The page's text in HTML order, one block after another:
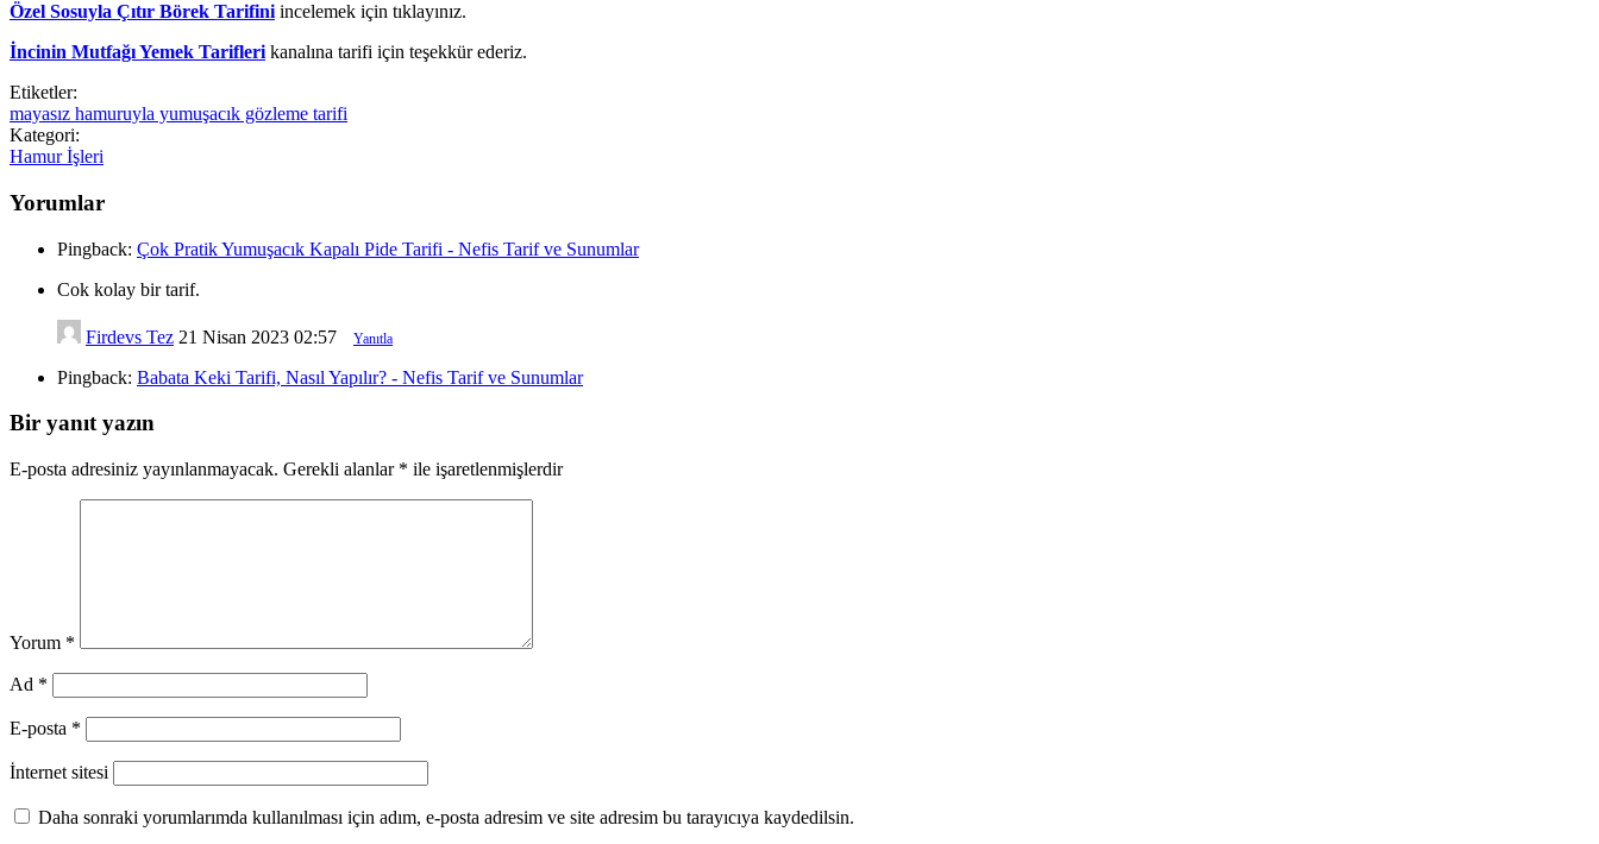
Özel Sosuyla Çıtır Börek Tarifini incelemek için tıklayınız.
İncinin Mutfağı Yemek Tarifleri kanalına tarifi için teşekkür ederiz.
Etiketler:
mayasız hamuruyla yumuşacık gözleme tarifi
Kategori:
Hamur İşleri
Yorumlar
Pingback: Çok Pratik Yumuşacık Kapalı Pide Tarifi - Nefis Tarif ve Sunumlar
Cok kolay bir tarif.
Firdevs Tez 21 Nisan 2023 02:57 Yanıtla
Pingback: Babata Keki Tarifi, Nasıl Yapılır? - Nefis Tarif ve Sunumlar
Bir yanıt yazın
E-posta adresiniz yayınlanmayacak. Gerekli alanlar * ile işaretlenmişlerdir
Yorum *
Ad *
E-posta *
İnternet sitesi
Daha sonraki yorumlarımda kullanılması için adım, e-posta adresim ve site adresim bu tarayıcıya kaydedilsin.